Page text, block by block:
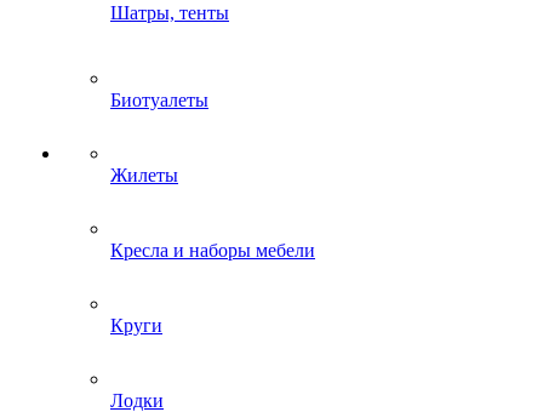
Шатры, тенты
Биотуалеты
Жилеты
Кресла и наборы мебели
Круги
Лодки